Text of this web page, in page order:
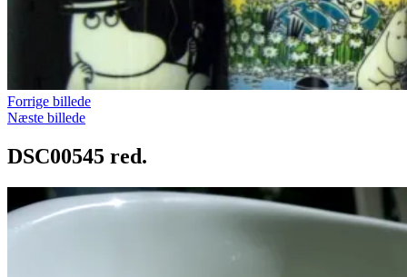
Forrige billede
Næste billede
DSC00545 red.